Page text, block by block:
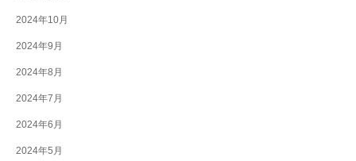
2024年10月
2024年9月
2024年8月
2024年7月
2024年6月
2024年5月